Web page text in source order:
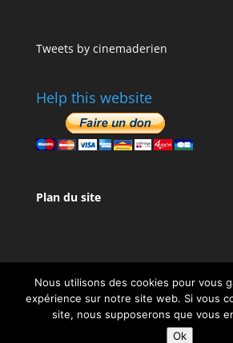
Tweets by cinemaderien
Help this website
Plan du site
Design deElegant Themes|
WordPress
Nous utilisons des cookies pour vous
expérience sur notre site web. Si vous
site, nous supposerons que vous
Ok